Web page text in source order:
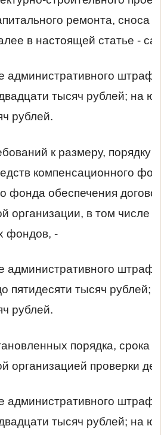
ремонта, сноса
в настоящей статье -
административного
тысяч рублей; на
рублей.
к размеру,
компенсационного
фонда обеспечения
организации, в том числе
фондов, -
административного
пятидесяти тысяч рублей;
рублей.
порядка, срока
организацией проверки
административного
тысяч рублей; на